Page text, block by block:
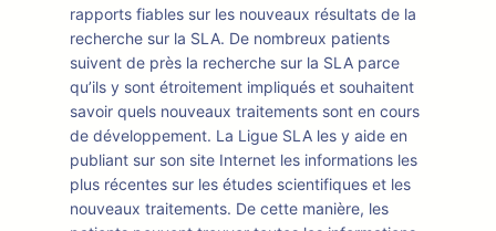
rapports fiables sur les nouveaux résultats de la
recherche sur la SLA. De nombreux patients
suivent de près la recherche sur la SLA parce
qu’ils y sont étroitement impliqués et souhaitent
savoir quels nouveaux traitements sont en cours
de développement. La Ligue SLA les y aide en
publiant sur son site Internet les informations les
plus récentes sur les études scientifiques et les
nouveaux traitements. De cette manière, les